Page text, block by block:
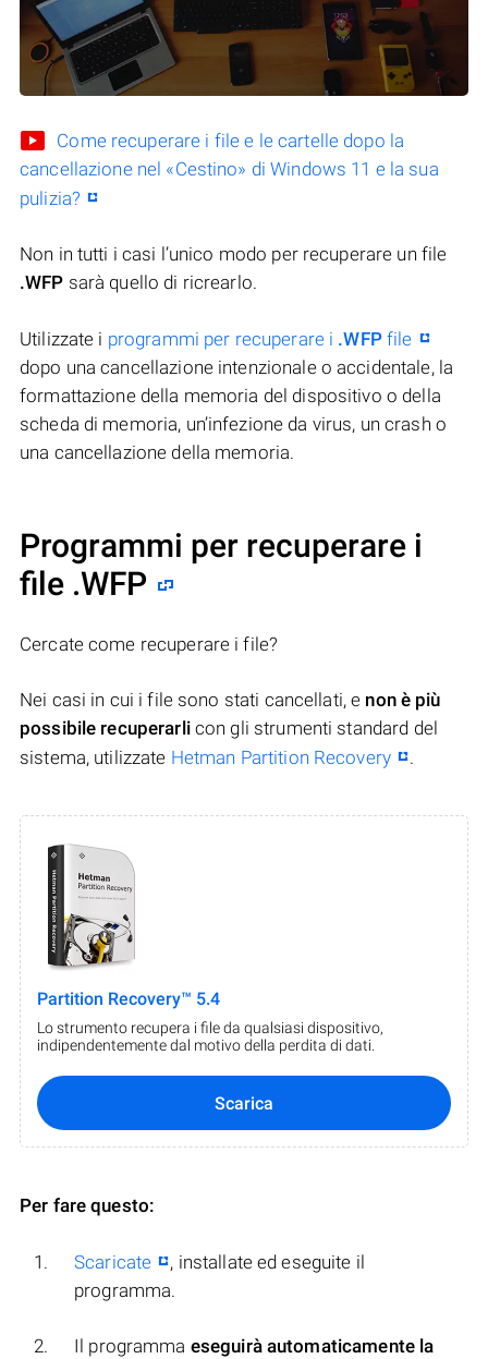
Come recuperare i file e le cartelle dopo la
cancellazione nel «Cestino» di Windows 11 e la sua
pulizia?
Non in tutti i casi l’unico modo per recuperare un file
.WFP sarà quello di ricrearlo.
Utilizzate i programmi per recuperare i .WFPfile
dopo una cancellazione intenzionale o accidentale, la
formattazione della memoria del dispositivo o della
scheda di memoria, un’infezione da virus, un crash o
una cancellazione della memoria.
Programmi per recuperare i
file .WFP
Cercate come recuperare i file?
Nei casi in cui i file sono stati cancellati, e non è più
possibile recuperarlicon gli strumenti standard del
sistema, utilizzate Hetman Partition Recovery .
Partition Recovery™ 5.4
Lo strumento recupera i file da qualsiasi dispositivo,
indipendentemente dal motivo della perdita di dati.
Scarica
Per fare questo:
Scaricate
, installate ed eseguite il
programma.
Il programma eseguirà automaticamente la